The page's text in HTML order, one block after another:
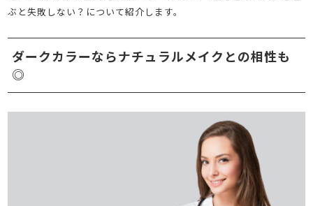
ぶと失敗しない？について紹介します。
ダークカラーならナチュラルメイクとの相性も
◎